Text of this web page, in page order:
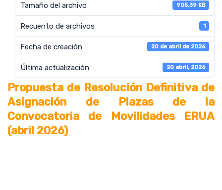
Tamaño del archivo 905.39 KB
Recuento de archivos 1
Fecha de creación 20 de abril de 2026
Última actualización 20 abril, 2026
Propuesta de Resolución Definitiva de
Asignación de Plazas de la
Convocatoria de Movilidades ERUA
(abril 2026)